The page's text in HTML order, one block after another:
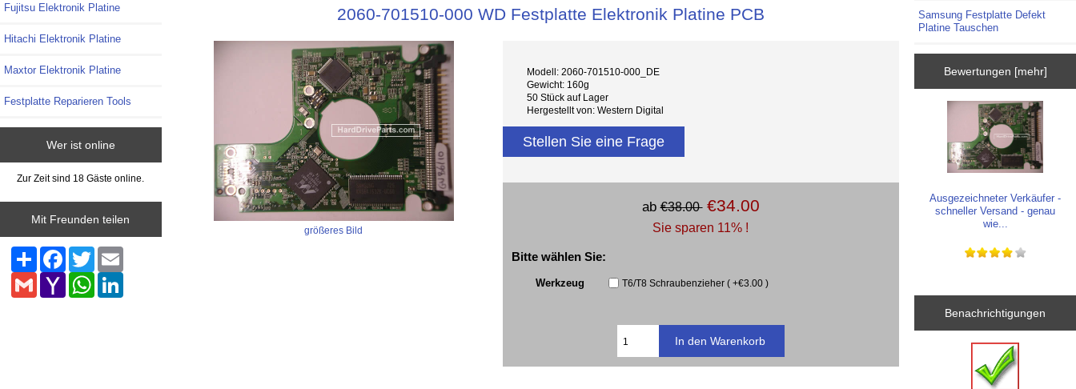
Fujitsu Elektronik Platine
Hitachi Elektronik Platine
Maxtor Elektronik Platine
Festplatte Reparieren Tools
Wer ist online
Zur Zeit sind 18 Gäste online.
Mit Freunden teilen
Share Facebook
TwitterEmail
Gmail Yahoo
Mail
WhatsAppLinkedIn
2060-701510-000 WD Festplatte Elektronik Platine PCB
größeres Bild
Modell: 2060-701510-000_DE
Gewicht: 160g
50 Stück auf Lager
Hergestellt von: Western Digital
Stellen Sie eine Frage
ab€38.00 €34.00
Sie sparen 11% !
Bitte wählen Sie:
Werkzeug T6/T8 Schraubenzieher ( +€3.00 )
Samsung Festplatte Defekt
Platine Tauschen
Bewertungen [mehr]
Ausgezeichneter Verkäufer -
schneller Versand - genau
wie...
Benachrichtigungen